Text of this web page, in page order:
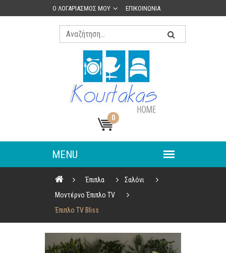
Ο ΛΟΓΑΡΙΑΣΜΟΣ ΜΟΥ ΕΠΙΚΟΙΝΩΝΙΑ
0
Έπιπλα
Σαλόνι
Μοντέρνο Έπιπλο TV
Έπιπλο TV Bliss